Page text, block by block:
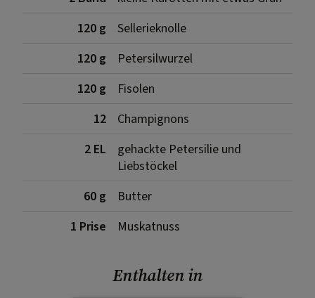
120 g
Sellerieknolle
120 g
Petersilwurzel
120 g
Fisolen
12
Champignons
2 EL
gehackte Petersilie und
Liebstöckel
60 g
Butter
1 Prise
Muskatnuss
Enthalten in